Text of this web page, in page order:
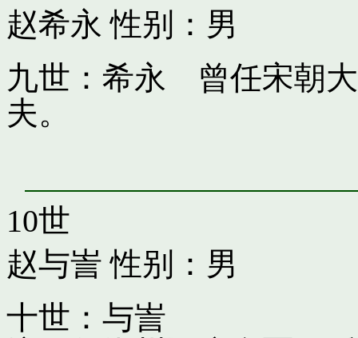
赵希永 性别：男
九世：希永 曾任宋朝
夫。
10世
赵与訔 性别：男
十世：与訔